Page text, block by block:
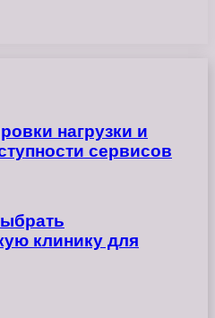
нагрузки и
сервисов
клинику для